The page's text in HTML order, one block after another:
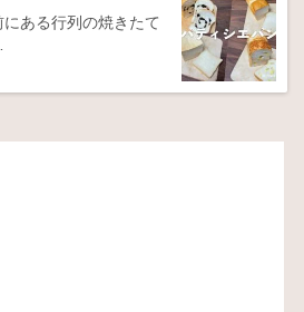
にある行列の焼きたて